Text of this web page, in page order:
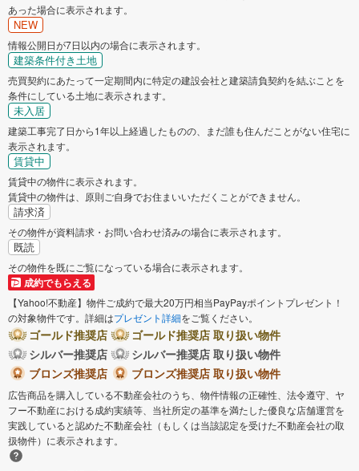
あった場合に表示されます。
NEW
情報公開日が7日以内の場合に表示されます。
建築条件付き土地
売買契約にあたって一定期間内に特定の建設会社と建築請負契約を結ぶことを
条件にしている土地に表示されます。
未入居
建築工事完了日から1年以上経過したものの、まだ誰も住んだことがない住宅に
表示されます。
賃貸中
賃貸中の物件に表示されます。
賃貸中の物件は、原則ご自身でお住まいいただくことができません。
請求済
その物件が資料請求・お問い合わせ済みの場合に表示されます。
既読
その物件を既にご覧になっている場合に表示されます。
成約でもらえる
【Yahoo!不動産】物件ご成約で最大20万円相当PayPayポイントプレゼント！
の対象物件です。詳細はプレゼント詳細をご覧ください。
ゴールド推奨店
ゴールド推奨店 取り扱い物件
シルバー推奨店
シルバー推奨店 取り扱い物件
ブロンズ推奨店
ブロンズ推奨店 取り扱い物件
広告商品を購入している不動産会社のうち、物件情報の正確性、法令遵守、ヤ
フー不動産における成約実績等、当社所定の基準を満たした優良な店舗運営を
実践していると認めた不動産会社（もしくは当該認定を受けた不動産会社の取
扱物件）に表示されます。